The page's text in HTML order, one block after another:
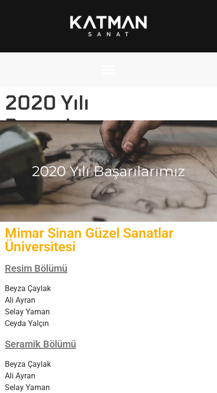
2020 Yılı
Başarılarımız
2020 Yılı Başarılarımız
Mimar Sinan Güzel Sanatlar
Üniversitesi
Resim Bölümü
Beyza Çaylak
Ali Ayran
Selay Yaman
Ceyda Yalçın
Seramik Bölümü
Beyza Çaylak
Ali Ayran
Selay Yaman